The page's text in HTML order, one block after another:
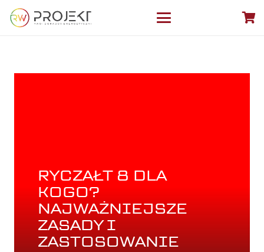
RYCZAŁT 8 DLA
KOGO?
NAJWAŻNIEJSZE
ZASADY I
ZASTOSOWANIE